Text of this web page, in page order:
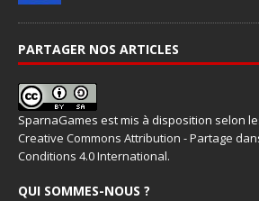
PARTAGER NOS ARTICLES
SparnaGames est mis à disposition selon
Creative Commons Attribution - Partage
Conditions 4.0 International.
QUI SOMMES-NOUS ?